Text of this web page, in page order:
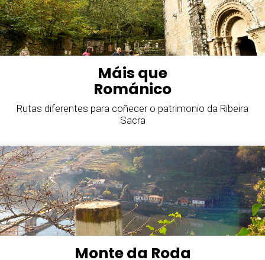
Máis que
Románico
Rutas diferentes para coñecer o patrimonio da Ribeira
Sacra
Monte da Roda